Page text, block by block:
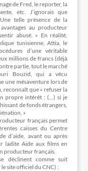
de Fred, le reporter, la
etc. J’ignorais que
telle présence de la
au producteur
abusé. » En réalité,
tunisienne, Attia, le
d’une véritable
millions de francs (déjà
partie, tout le marché
Bouzid, qui a vécu
une mésaventure lors de
reconnaît que « refuser la
propre intérêt ; (…) si je
de fonds étrangers,
»
français permet
caisses du Centre
d’aide, avant ou après
ladite Aide aux films en
producteur français.
déclinent comme suit
site officiel du CNC) :